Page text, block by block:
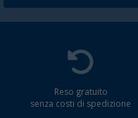
Reso gratuito
senza costi di spedizione